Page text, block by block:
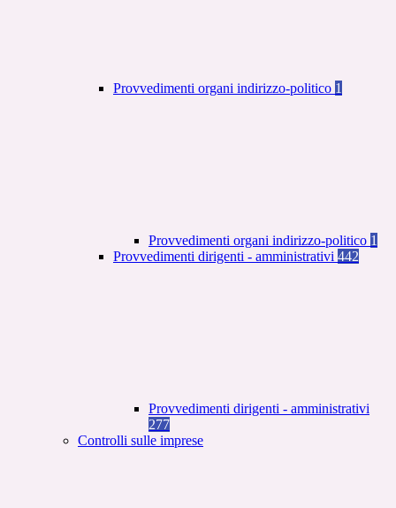
Provvedimenti organi indirizzo-politico 1
Provvedimenti organi indirizzo-politico 1
Provvedimenti dirigenti - amministrativi 442
Provvedimenti dirigenti - amministrativi
277
Controlli sulle imprese